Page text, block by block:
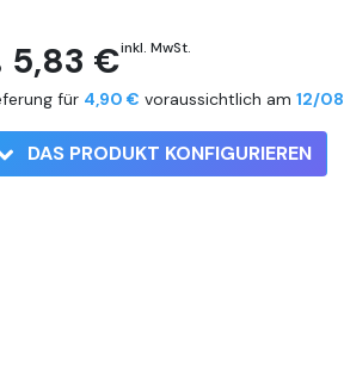
5,83 €inkl. MwSt.
für 4,90 € voraussichtlich am 12/08
DAS PRODUKT KONFIGURIEREN